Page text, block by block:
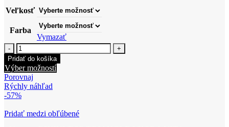
bola:
290,00€.
je:
135,00€.
Veľkosť
Farba
Vymazať
množstvo
Pool
Slide
DSU5883_DGO9G
Pridať do košíka
Výber možnostíTento
Možnosti
Porovnaj
Rýchly náhľad
-57%
Pridať medzi obľúbené